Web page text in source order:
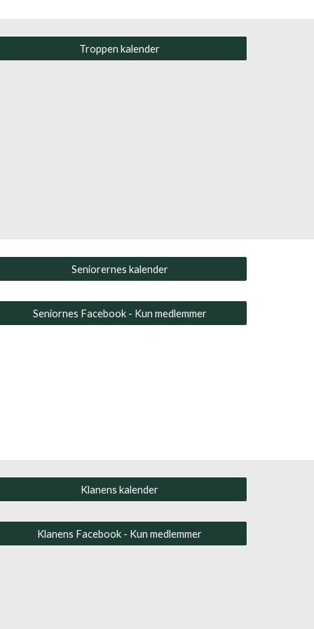
Troppen kalender
Seniorernes kalender
Seniornes Facebook - Kun medlemmer
Klanens kalender
Klanens Facebook - Kun medlemmer